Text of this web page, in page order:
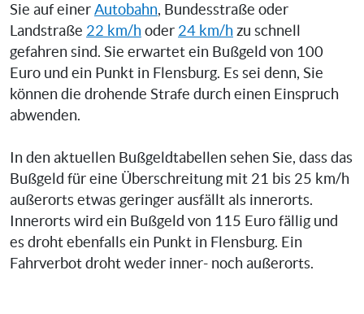
Sie auf einer Autobahn, Bundesstraße oder
Landstraße 22 km/h oder 24 km/h zu schnell
gefahren sind. Sie erwartet ein Bußgeld von 100
Euro und ein Punkt in Flensburg. Es sei denn, Sie
können die drohende Strafe durch einen Einspruch
abwenden.
In den aktuellen Bußgeldtabellen sehen Sie, dass das
Bußgeld für eine Überschreitung mit 21 bis 25 km/h
außerorts etwas geringer ausfällt als innerorts.
Innerorts wird ein Bußgeld von 115 Euro fällig und
es droht ebenfalls ein Punkt in Flensburg. Ein
Fahrverbot droht weder inner- noch außerorts.